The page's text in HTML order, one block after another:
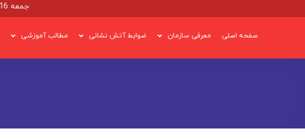
جمعه 16 مرداد
صفحه اصلی معرفی سازمان ضوابط آتش نشانی مطالب آموزشی